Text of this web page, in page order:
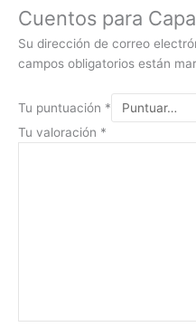
Cuentos para
Su dirección de correo
campos obligatorios están
Tu puntuación *
Tu valoración *